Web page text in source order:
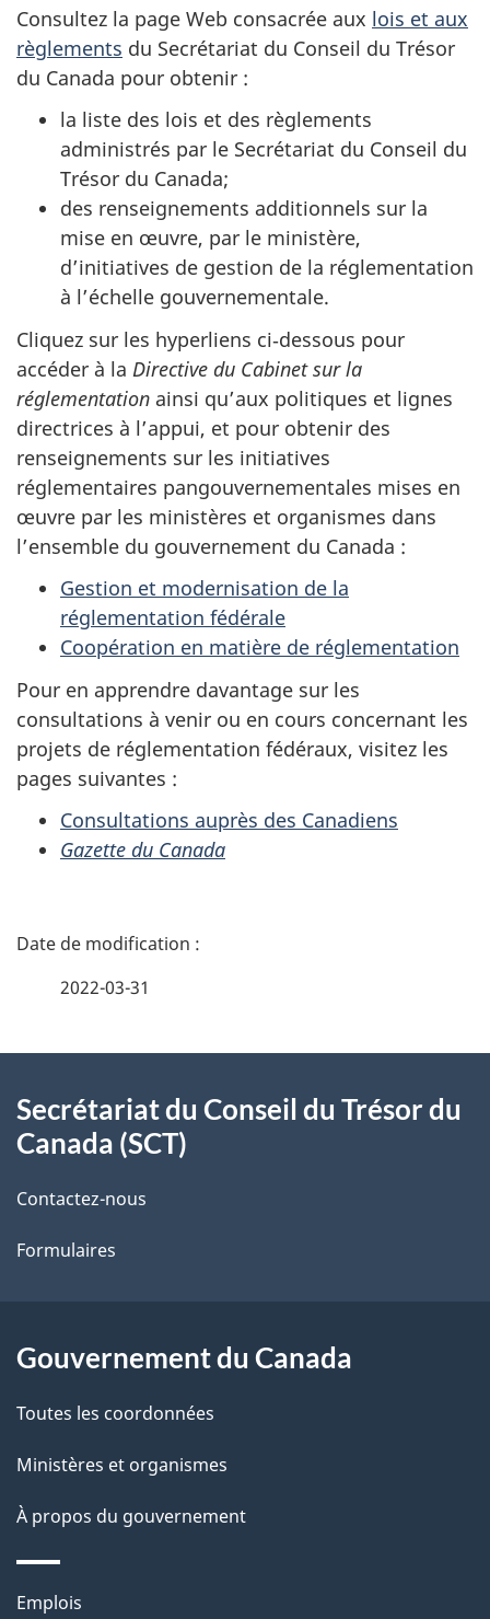
Consultez la page Web consacrée aux lois et aux
règlements du Secrétariat du Conseil du Trésor
du Canada pour obtenir :
la liste des lois et des règlements
administrés par le Secrétariat du Conseil du
Trésor du Canada;
des renseignements additionnels sur la
mise en œuvre, par le ministère,
d’initiatives de gestion de la réglementation
à l’échelle gouvernementale.
Cliquez sur les hyperliens ci‑dessous pour
accéder à la Directive du Cabinet sur la
réglementation ainsi qu’aux politiques et lignes
directrices à l’appui, et pour obtenir des
renseignements sur les initiatives
réglementaires pangouvernementales mises en
œuvre par les ministères et organismes dans
l’ensemble du gouvernement du Canada :
Gestion et modernisation de la
réglementation fédérale
Coopération en matière de réglementation
Pour en apprendre davantage sur les
consultations à venir ou en cours concernant les
projets de réglementation fédéraux, visitez les
pages suivantes :
Consultations auprès des Canadiens
Gazette du Canada
D
i
s
d
l
a
p
a
g
e
2022-03-31
propos
de
ce
site
Secrétariat du Conseil du Trésor du
Canada (SCT)
Contactez-nous
Formulaires
Gouvernement du Canada
Toutes les coordonnées
Ministères et organismes
À propos du gouvernement
Thèmes
Emplois